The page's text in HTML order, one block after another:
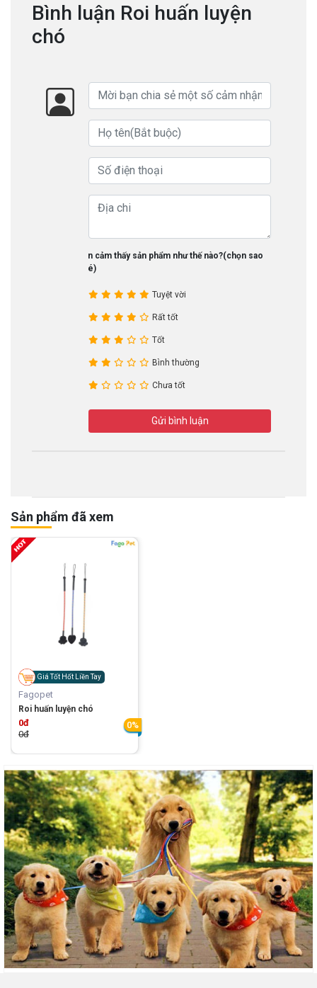
Bình luận Roi huấn luyện
chó
Bạn cảm thấy sản phẩm như thế nào?(chọn sao
nhé)
Tuyệt vời
Rất tốt
Tốt
Bình thường
Chưa tốt
Gửi bình luận
Sản phẩm đã xem
Giá Tốt Hốt Liền Tay
Fagopet
Roi huấn luyện chó
0đ
0đ
0%